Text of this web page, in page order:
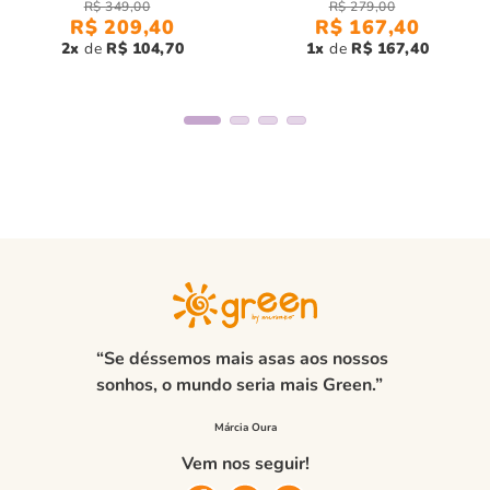
resistência e estrutura.
Com oconjunto toddler menino sonho verde, seu filho estará
R$ 349,00
R$ 209,40
2 R$ 104,70
R$ 279,00
R$ 167,40
1 R$ 167,40
“Se déssemos mais asas aos nossos
sonhos, o mundo seria mais Green.”
Vem nos seguir!